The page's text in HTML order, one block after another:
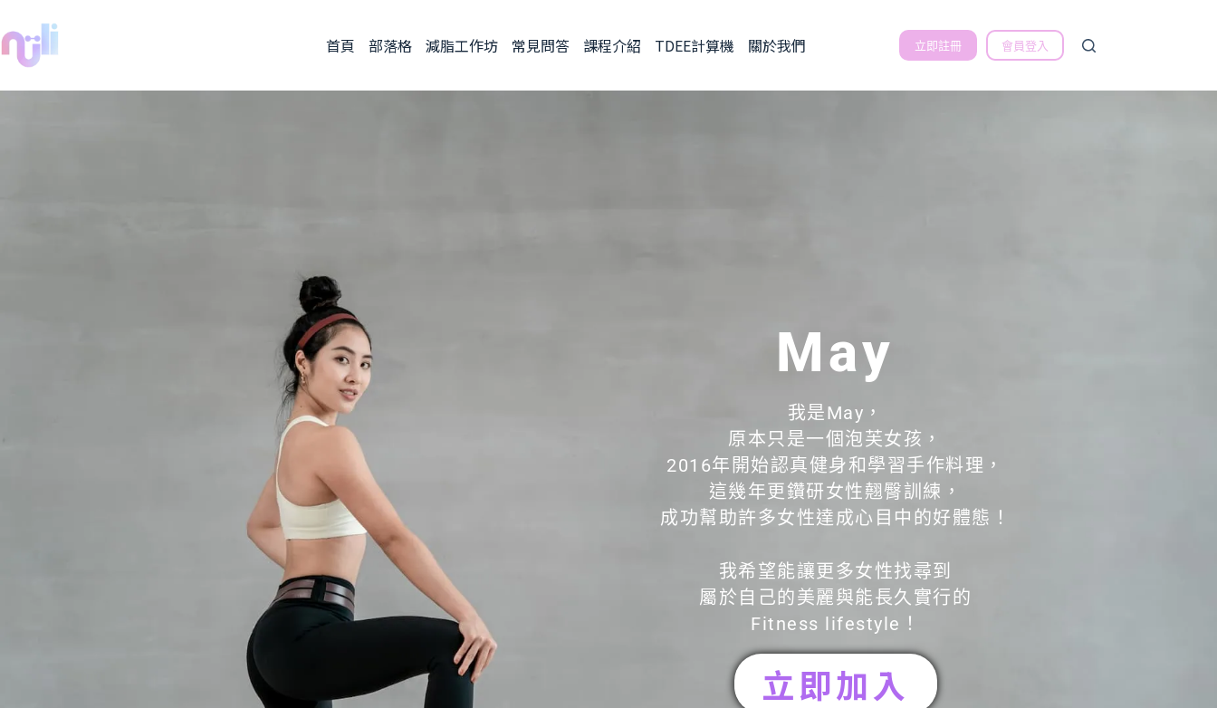
首頁 部落格 減脂工作坊 常見問答 課程介紹 TDEE計算機 關於我們 立即註冊 會員登入
May
我是May，
原本只是一個泡芙女孩，
2016年開始認真健身和學習手作料理，
這幾年更鑽研女性翹臀訓練，
成功幫助許多女性達成心目中的好體態！
我希望能讓更多女性找尋到
屬於自己的美麗與能長久實行的
Fitness lifestyle！
立即加入